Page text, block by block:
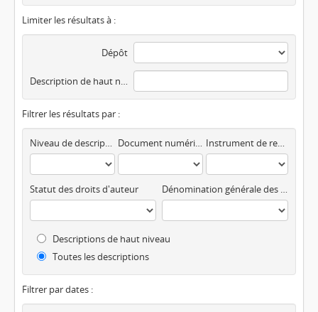
Limiter les résultats à :
Dépôt
Description de haut niveau
Filtrer les résultats par :
Niveau de description Document numérisé disponible Instrument de recherche
Statut des droits d'auteur Dénomination générale des documents
Descriptions de haut niveau
Toutes les descriptions
Filtrer par dates :